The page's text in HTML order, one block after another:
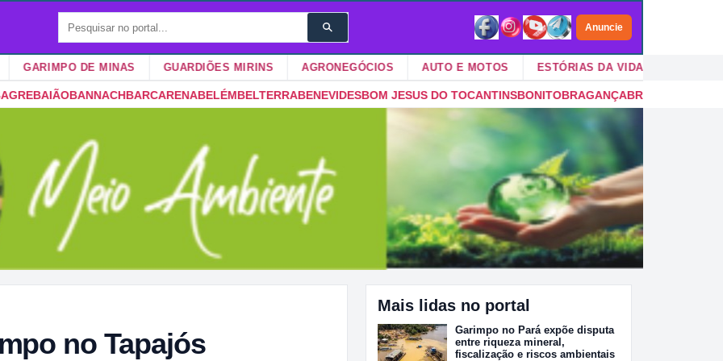
Anuncie
DE MINAS GUARDIÕES MIRINS AGRONEGÓCIOS AUTO E MOTOS ESTÓRIAS DA VIDA VIDA NO CAMPO
BELÉMBELTERRABENEVIDESBOM JESUS DO TOCANTINSBONITOBRAGANÇABRASIL NOVOBREJO GRANDE DO ARAGUAIA
no Tapajós
Mais lidas no portal
Garimpo no Pará expõe disputa
entre riqueza mineral,
fiscalização e riscos ambientais